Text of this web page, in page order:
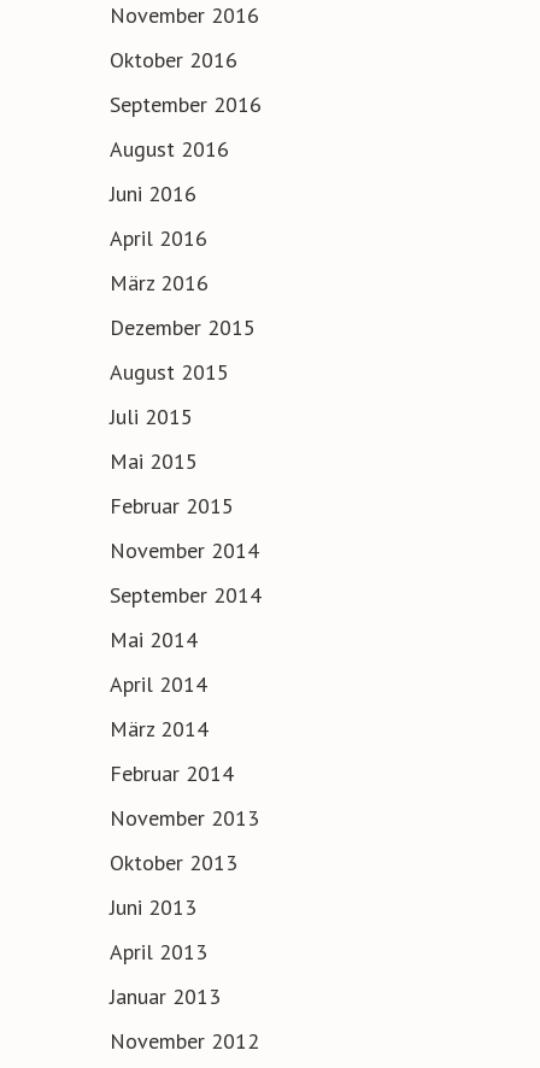
November 2016
Oktober 2016
September 2016
August 2016
Juni 2016
April 2016
März 2016
Dezember 2015
August 2015
Juli 2015
Mai 2015
Februar 2015
November 2014
September 2014
Mai 2014
April 2014
März 2014
Februar 2014
November 2013
Oktober 2013
Juni 2013
April 2013
Januar 2013
November 2012